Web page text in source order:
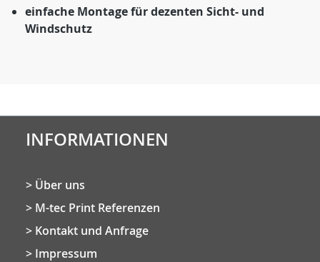
einfache Montage für dezenten Sicht- und
Windschutz
INFORMATIONEN
Über uns
M-tec Print Referenzen
Kontakt und Anfrage
Impressum